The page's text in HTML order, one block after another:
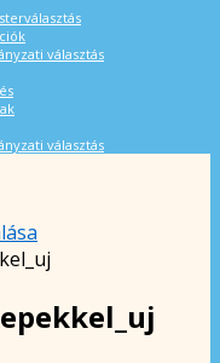
választás
választás